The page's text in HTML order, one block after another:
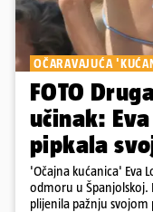
OČARAVAJUĆA
FOTO
učinak:
pipkala
'Očajna kućanica' Eva
odmoru u Španjolskoj.
plijenila pažnju svojom